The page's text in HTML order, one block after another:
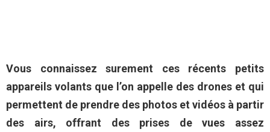
Vous connaissez surement ces récents petits
appareils volants que l’on appelle des drones et qui
permettent de prendre des photos et vidéos à partir
des airs, offrant des prises de vues assez